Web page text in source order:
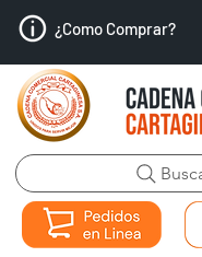
¿Como Comprar?